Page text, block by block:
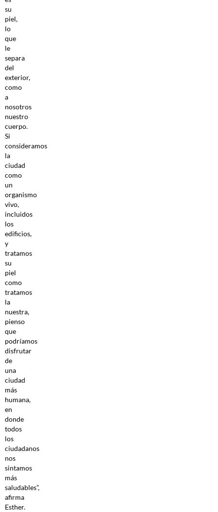
su
piel,
lo
que
le
separa
del
exterior,
como
a
nosotros
nuestro
cuerpo.
Si
consideramos
la
ciudad
como
un
organismo
vivo,
incluidos
los
edificios,
y
tratamos
su
piel
como
tratamos
la
nuestra,
pienso
que
podríamos
disfrutar
de
una
ciudad
más
humana,
en
donde
todos
los
ciudadanos
nos
sintamos
más
saludables”,
afirma
Esther.